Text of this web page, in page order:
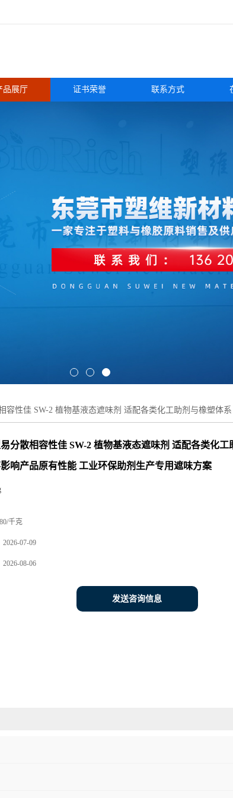
品展厅 证书荣誉 联系方式
容性佳 SW-2 植物基液态遮味剂 适配各类化工助剂与橡塑体
分散相容性佳 SW-2 植物基液态遮味剂 适配各类化工
响产品原有性能 工业环保助剂生产专用遮味方案
千克
2026-07-09
2026-08-06
发送咨询信息